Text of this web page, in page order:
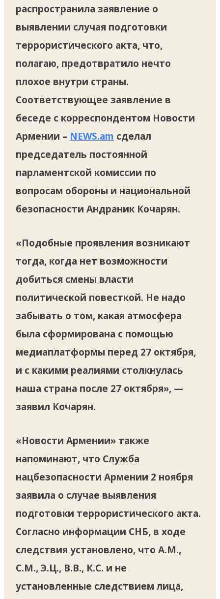
распространила заявление о
выявлении случая подготовки
террористического акта, что,
полагаю, предотвратило нечто
плохое внутри страны.
Соответствующее заявление в
беседе с корреспондентом Новости
Армении – NEWS.am сделал
председатель постоянной
парламентской комиссии по
вопросам обороны и национальной
безопасности Андраник Кочарян.
«Подобные проявления возникают
тогда, когда нет возможности
добиться смены власти
политической повесткой. Не надо
забывать о том, какая атмосфера
была сформирована с помощью
медиаплатформы перед 27 октября,
и с какими реалиями столкнулась
наша страна после 27 октября», —
заявил Кочарян.
«Новости Армении» также
напоминают, что Служба
нацбезопасности Армении 2 ноября
заявила о случае выявления
подготовки террористического акта.
Согласно информации СНБ, в ходе
следствия установлено, что А.М.,
С.М., Э.Ц., В.В., К.С. и не
установленные следствием лица,